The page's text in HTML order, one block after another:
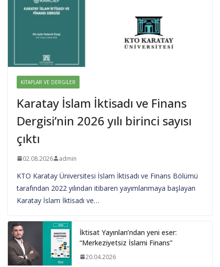
KITAPLAR VE DERGILER
Karatay İslam İktisadı ve Finans
Dergisi’nin 2026 yılı birinci sayısı
çıktı
02.08.2026 admin
KTO Karatay Üniversitesi İslam İktisadı ve Finans Bölümü
tarafından 2022 yılından itibaren yayımlanmaya başlayan
Karatay İslam İktisadı ve…
İktisat Yayınları’ndan yeni eser:
“Merkeziyetsiz İslami Finans”
20.04.2026